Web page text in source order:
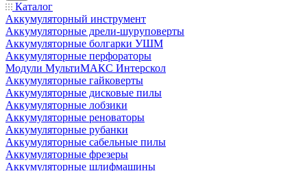
Каталог
Аккумуляторный инструмент
Аккумуляторные дрели-шуруповерты
Аккумуляторные болгарки УШМ
Аккумуляторные перфораторы
Модули МультиМАКС Интерскол
Аккумуляторные гайковерты
Аккумуляторные дисковые пилы
Аккумуляторные лобзики
Аккумуляторные реноваторы
Аккумуляторные рубанки
Аккумуляторные сабельные пилы
Аккумуляторные фрезеры
Аккумуляторные шлифмашины